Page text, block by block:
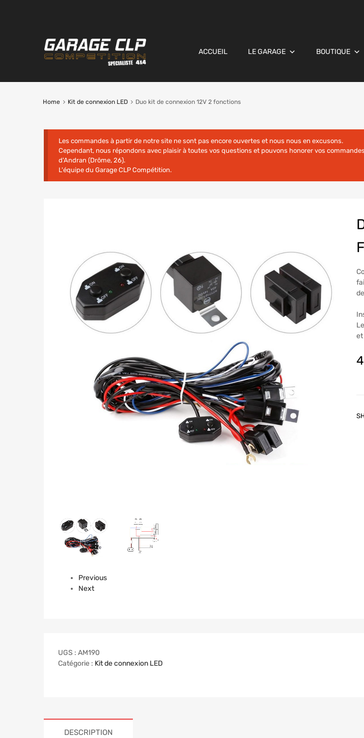
ACCUEIL LE GARAGE BOUTIQUE
Home Kit de connexion LED Duo kit de connexion 12V 2 fonctions
Les commandes à partir de notre site ne sont pas encore ouvertes et nous nous en excusons.
Cependant, nous répondons avec plaisir à toutes vos questions et pouvons honorer vos
d'Andran (Drôme, 26).
L'équipe du Garage CLP Compétition.
Previous
Next
et
UGS : AM190
Catégorie : Kit de connexion LED
DESCRIPTION